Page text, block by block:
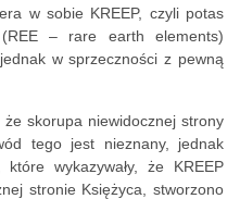
w sobie KREEP, czyli potas
– rare earth elements)
w sprzeczności z pewną
skorupa niewidocznej strony
tego jest nieznany, jednak
wykazywały, że KREEP
stronie Księżyca, stworzono